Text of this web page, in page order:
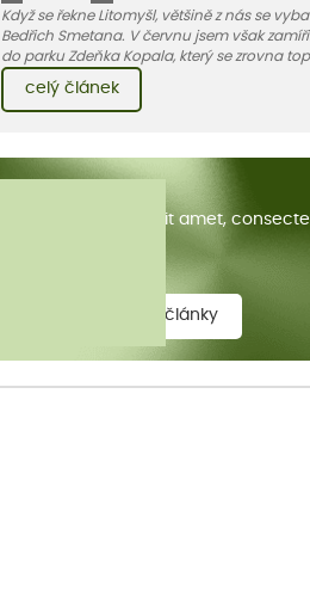
Když se řekne Litomyšl, většině z nás se
Bedřich Smetana. V červnu jsem však
do parku Zdeňka Kopala, který se zrovna
kvetoucích kopretin. Fotky řeknou víc než
nim pár řádků o tom, jak tento jedinečný kus
celý článek
Lorem ipsum dolor sit amet,
zobrazit všechny články